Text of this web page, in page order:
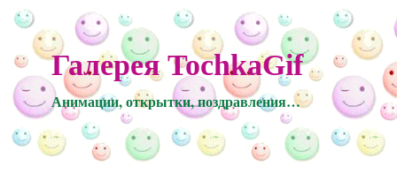
Галерея TochkaGif
Анимации, открытки, поздравления…